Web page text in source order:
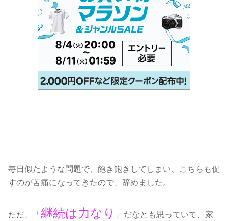
毎日似たような問題で、飽き飽きしてしまい、こちらも促
すのが苦痛になってきたので、辞めました。
ただ、「 継続は力なり
」だなとも思っていて、家